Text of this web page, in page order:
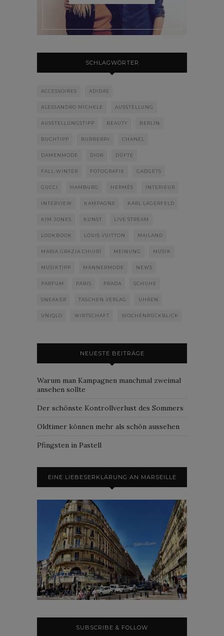
SCHLAGWÖRTER
ACCESSOIRES ADIDAS
ALESSANDRO MICHELE AUSSTELLUNG
AUSSTELLUNGSTIPP BEAUTY BERLIN
BUCHTIPP BURBERRY CHANEL
DAMENMODE DIOR DÜFTE
FALL-WINTER FOTOGRAFIE GADGETS
GUCCI HAMBURG HERMÈS INTERIEUR
INTERVIEW KAMPAGNE KARL LAGERFELD
KIM JONES KUNST LIVE STREAM
LOOKBOOK LOUIS VUITTON MAILAND
MARIA GRAZIA CHIURI MEINUNG MUSIK
MUSIKTIPP MÄNNERMODE NEWS
PARFUM PARIS PRADA SCHUHE
SNEAKER TASCHEN VERLAG UHREN
UNIQLO WIRTSCHAFT WOCHENRÜCKBLICK
NEUESTE BEITRÄGE
Warum man Kampagnen manchmal zweimal
ansehen sollte
Der schönste Kontrollverlust des Sommers
Oldtimer können mehr als schön aussehen
Pfingsten in Pastell
EINE LIEBESERKLÄRUNG AN MARSEILLE
SUBSCRIBE & FOLLOW